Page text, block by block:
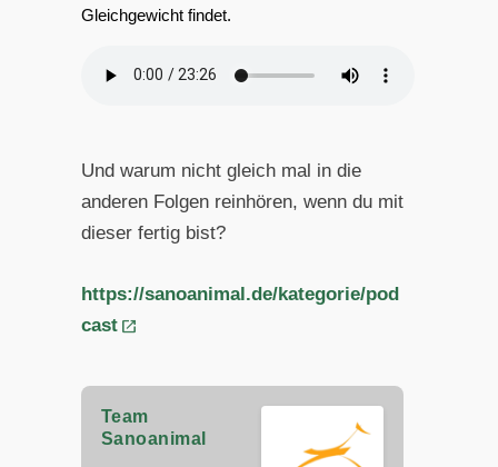
Gleichgewicht findet.
Und warum nicht gleich mal in die
anderen Folgen reinhören, wenn du mit
dieser fertig bist?
https://sanoanimal.de/kategorie/pod
cast
Team
Sanoanimal